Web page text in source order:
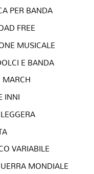
PER BANDA
FREE
MUSICALE
E BANDA
INNI
VARIABILE
MONDIALE